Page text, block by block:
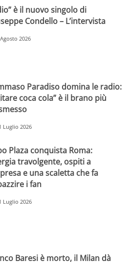
è il nuovo singolo di
Condello – L’intervista
2026
Paradiso domina le radio:
coca cola” è il brano più
Luglio 2026
Plaza conquista Roma:
travolgente, ospiti a
e una scaletta che fa
i fan
Luglio 2026
Baresi è morto, il Milan dà